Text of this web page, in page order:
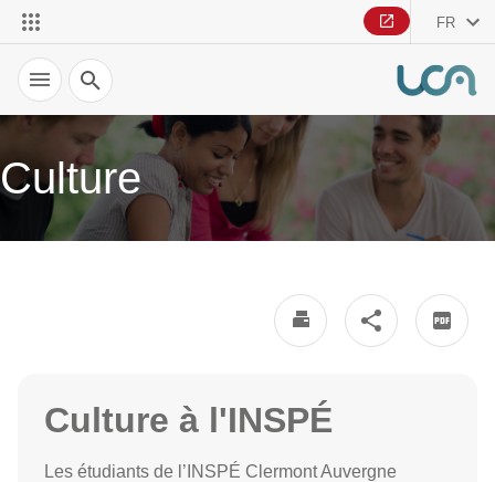
FR
Recherche
Culture
Culture à l'INSPÉ
Les étudiants de l’INSPÉ Clermont Auvergne